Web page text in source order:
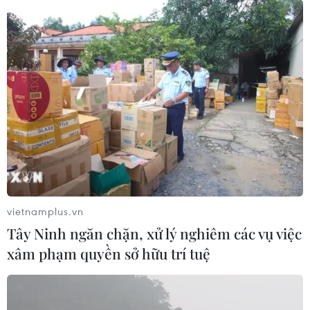
bạch, phối hợp hành động một cách quyết đoán
và sáng tạo trên tinh thần đa phương và đoàn
kết quốc tế để vượt qua quãng thời gian khó
khăn này.
Để kết thúc, tôi xin trích dẫn câu nói của Thủ
tướng Na Uy Bà Erna Solberg “Chỉ có các nỗ lực
hợp tác đa phương mạnh mẽ hơn mới giúp
chúng ta giải quyết được cuộc khủng hoảng
này” và lời của Thủ tướng Nguyễn Xuân Phúc
“Sát cánh bên nhau, chúng ta sẽ chiến thắng”./.
(Vietnam+)
vietnamplus.vn
Tây Ninh ngăn chặn, xử lý nghiêm các vụ việc
xâm phạm quyền sở hữu trí tuệ